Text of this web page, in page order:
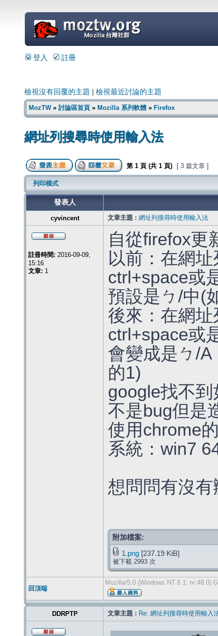
=
登入 註冊
檢視沒有回覆的主題 檢視最近討論的主題
MozTW» 討論區首頁 » Mozilla 系列軟體 » Firefox
網址列搜尋時使用輸入法
第 1 頁 (共 1 頁) [ 3 篇文章 ]
列印模式
發表人
cyvincent 文章主題 : 網址列搜尋時使用輸入法
註冊時間: 2016-09-09,
15:16
文章: 1
自從firefox更
以前：在網
ctrl+space或
預設是ㄅ/中(
後來：在網
ctrl+space或
會變成是ㄅ/
的1)
google找不
不是bug但是
使用chrome
系統：win7
想問問有沒有
附加檔案:
1.png [237.19 KiB]
被下載 2993 次
回頂端
Mozilla/5.0 (Windows NT 6.1; rv:48.0)
DDRPTP 文章主題 : Re: 網址列搜尋時使用輸入